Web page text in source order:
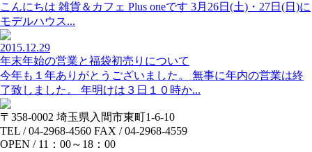
こんにちは 雑貨＆カフェ Plus oneです 3月26日(土)・27日(日)に
モデルハウス...
2015.12.29
年末年始の営業と福袋初売りについて
今年も１年ありがとうございました。 無事に年内の営業は終
了致しました。 年明けは３日１０時か...
〒358-0002 埼玉県入間市東町1-6-10
TEL / 04-2968-4560 FAX / 04-2968-4559
OPEN / 11：00～18：00